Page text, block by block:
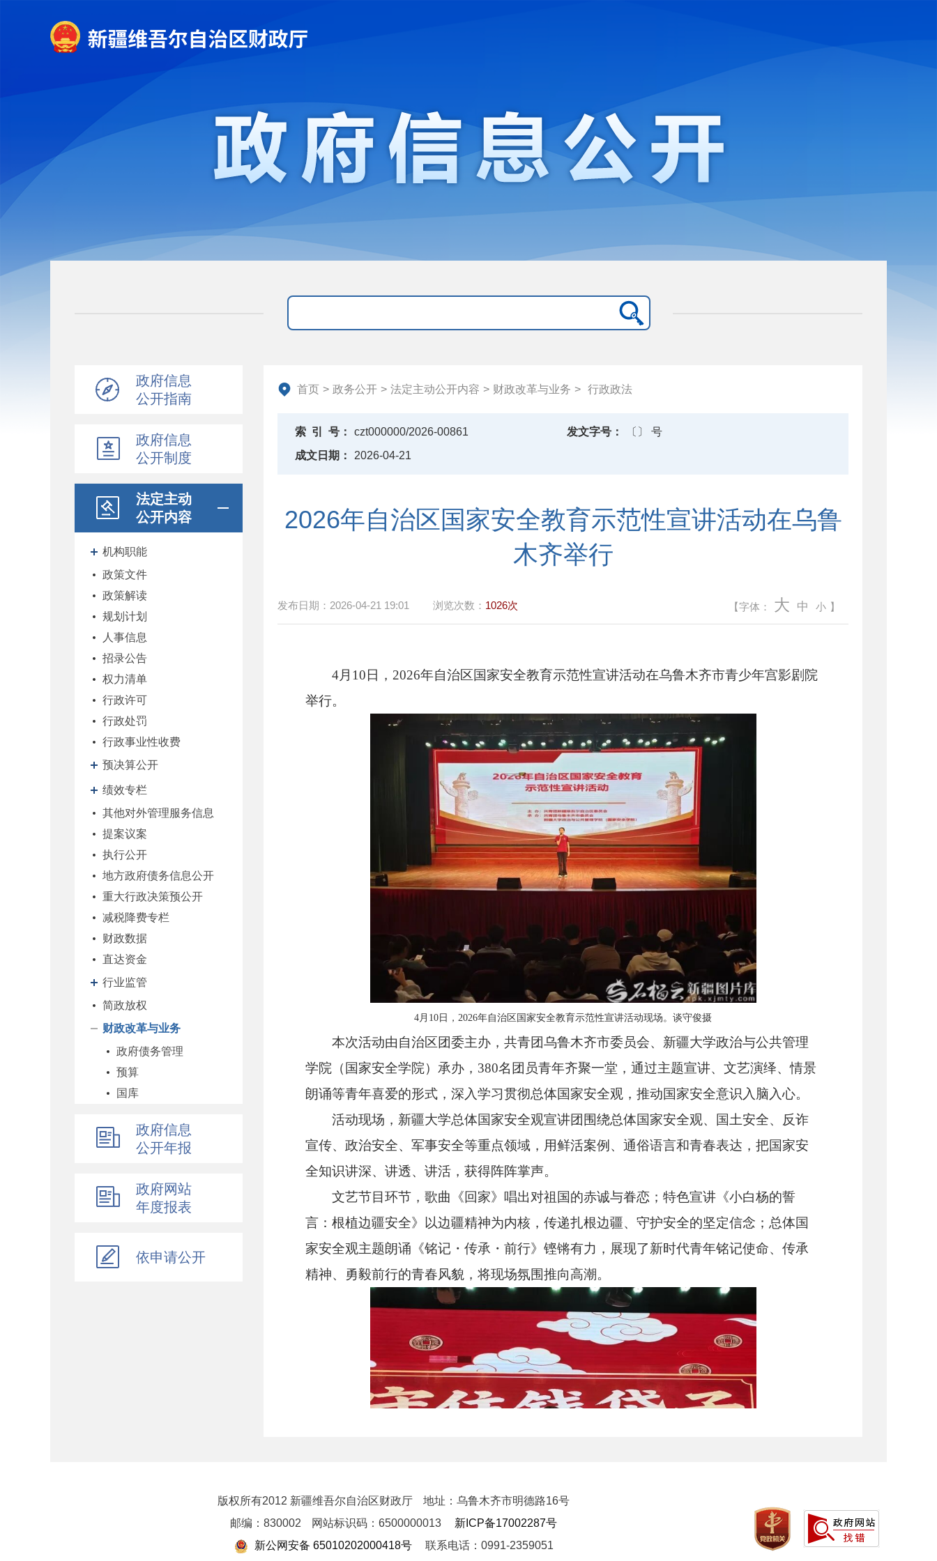
政府信息
公开指南
政府信息
公开制度
法定主动
公开内容
机构职能
政策文件
政策解读
规划计划
人事信息
招录公告
权力清单
行政许可
行政处罚
行政事业性收费
预决算公开
绩效专栏
其他对外管理服务信息
提案议案
执行公开
地方政府债务信息公开
重大行政决策预公开
减税降费专栏
财政数据
直达资金
行业监管
简政放权
财政改革与业务
政府债务管理
预算
国库
科教和文化
农业农村
自然资源和生态环境
乡村振兴
政府信息
公开年报
政府网站
年度报表
依申请公开
首页 > 政务公开 > 法定主动公开内容 > 财政改革与业务 > 行政政法
索 引 号： czt000000/2026-00861 发文字号：
〔〕 号
成文日期：
2026-04-21
2026年自治区国家安全教育示范性宣讲活动在乌鲁
木齐举行
发布日期： 2026-04-21 19:01 浏览次数： 1026次 【字体： 大 中 小 】
4月10日，2026年自治区国家安全教育示范性宣讲活动在乌鲁木齐市青少年宫影剧院
举行。
4月10日，2026年自治区国家安全教育示范性宣讲活动现场。谈守俊摄
本次活动由自治区团委主办，共青团乌鲁木齐市委员会、新疆大学政治与公共管理
学院（国家安全学院）承办， 380名团员青年齐聚一堂，通过主题宣讲、文艺演绎、情景
朗诵等青年喜爱的形式，深入学习贯彻总体国家安全观，推动国家安全意识入脑入心。
活动现场，新疆大学总体国家安全观宣讲团围绕总体国家安全观、国土安全、反诈
宣传、政治安全、军事安全等重点领域，用鲜活案例、通俗语言和青春表达，把国家安
全知识讲深、讲透、讲活，获得阵阵掌声。
文艺节目环节，歌曲《回家》唱出对祖国的赤诚与眷恋；特色宣讲《小白杨的誓
言：根植边疆安全》以边疆精神为内核，传递扎根边疆、守护安全的坚定信念；总体国
家安全观主题朗诵《铭记・传承・前行》铿锵有力，展现了新时代青年铭记使命、传承
精神、勇毅前行的青春风貌，将现场氛围推向高潮。
版权所有2012 新疆维吾尔自治区财政厅
地址：乌鲁木齐市明德路16号
邮编：830002
网站标识码：6500000013
新ICP备17002287号
新公网安备 65010202000418号
联系电话：0991-2359051